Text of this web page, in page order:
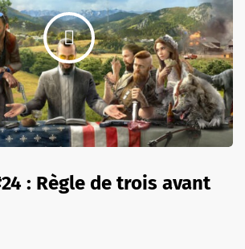
: Règle de trois avant